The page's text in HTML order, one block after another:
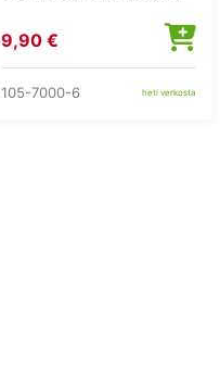
9,90 €
105-7000-6 heti verkosta